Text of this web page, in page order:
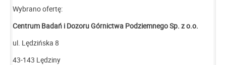
Wybrano ofertę:
Centrum Badań i Dozoru Górnictwa Podziemnego Sp. z o.o.
ul. Lędzińska 8
43-143 Lędziny